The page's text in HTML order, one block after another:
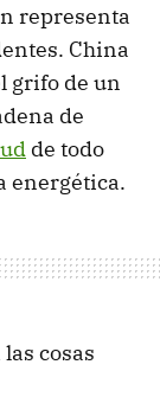
representa
China
grifo de un
de
de todo
energética.
las cosas